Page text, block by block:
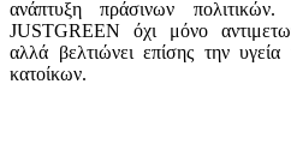
ανάπτυξη πράσινων
JUSTGREEN όχι μόνο
αλλά βελτιώνει επίσης την
κατοίκων.